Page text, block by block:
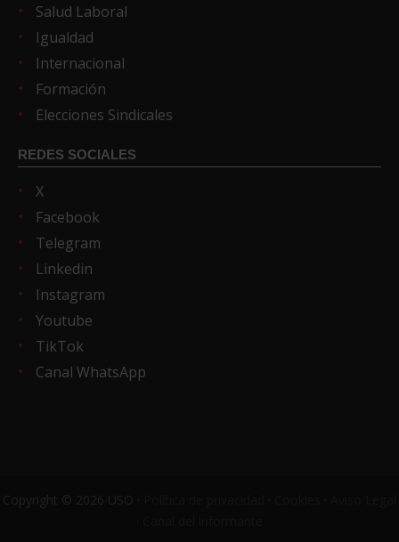
Salud Laboral
Igualdad
Internacional
Formación
Elecciones Sindicales
REDES SOCIALES
X
Facebook
Telegram
Linkedin
Instagram
Youtube
TikTok
Canal WhatsApp
Copyright © 2026 USO ·